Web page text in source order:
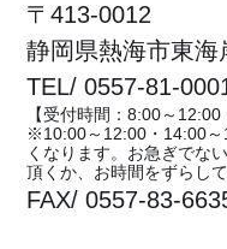
〒413-0012
静岡県熱海市東海
TEL/ 0557-81-
【受付時間：8:00～12:00
※10:00～12:00・14:00～
くなります。お急ぎでな
頂くか、お時間をずらし
FAX/ 0557-83-